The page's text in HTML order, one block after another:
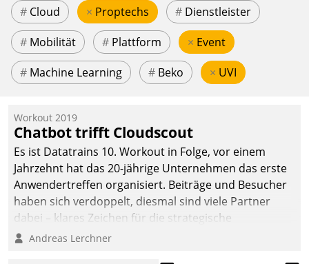
# Cloud × Proptechs # Dienstleister
# Mobilität # Plattform × Event
# Machine Learning # Beko × UVI
Workout 2019
Chatbot trifft Cloudscout
Es ist Datatrains 10. Workout in Folge, vor einem
Jahrzehnt hat das 20-jährige Unternehmen das erste
Anwendertreffen organisiert. Beiträge und Besucher
haben sich verdoppelt, diesmal sind viele Partner
dabei – klares Zeichen für die strategische
Fokussierung auf den Kunden.
Andreas Lerchner